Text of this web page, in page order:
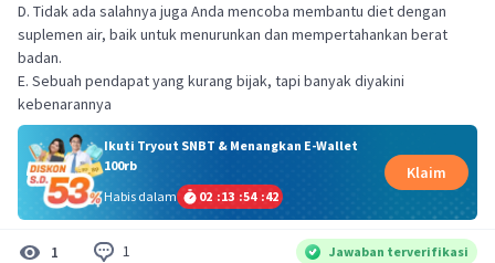
D. Tidak ada salahnya juga Anda mencoba membantu diet dengan
suplemen air, baik untuk menurunkan dan mempertahankan berat
badan.
E. Sebuah pendapat yang kurang bijak, tapi banyak diyakini
kebenarannya
Ikuti Tryout SNBT & Menangkan E-Wallet
100rb
Habis dalam
02 :13 :54 :42
Klaim
1 1 Jawaban terverifikasi